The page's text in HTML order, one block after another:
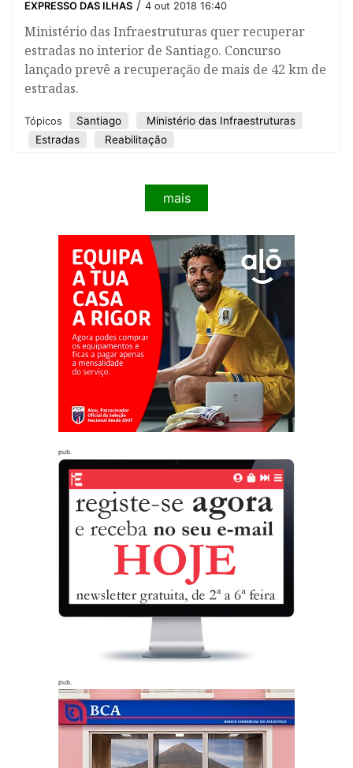
EXPRESSO DAS ILHAS / 4 out 2018 16:40
Ministério das Infraestruturas quer recuperar
estradas no interior de Santiago. Concurso
lançado prevê a recuperação de mais de 42 km de
estradas.
Tópicos Santiago
Ministério das Infraestruturas
Estradas
Reabilitação
mais
pub.
pub.